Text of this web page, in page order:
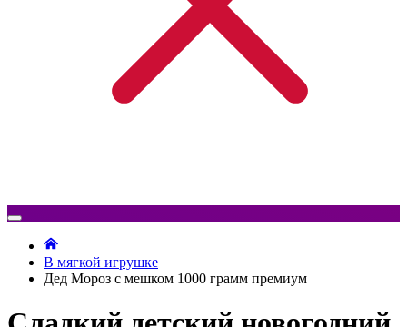
В мягкой игрушке
Дед Мороз с мешком 1000 грамм премиум